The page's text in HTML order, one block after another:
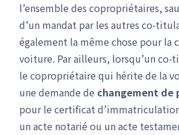
l’ensemble des copropriétaires,
d’un mandat par les autres co-
également la même chose pour la
voiture. Par ailleurs, lorsqu’un co-
le copropriétaire qui hérite de la
une demande de changement
pour le certificat
un acte notarié ou un acte